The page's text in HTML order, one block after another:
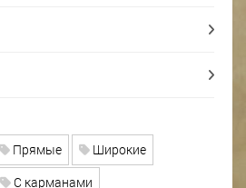
Прямые
Широкие
С карманами